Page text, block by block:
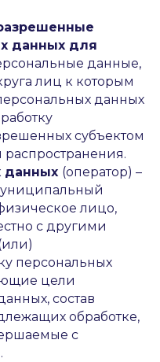
данных для
данные,
лиц к которым
данных
субъектом
данных (оператор) –
лицо,
с другими
персональных
цели
состав
обработке,
с